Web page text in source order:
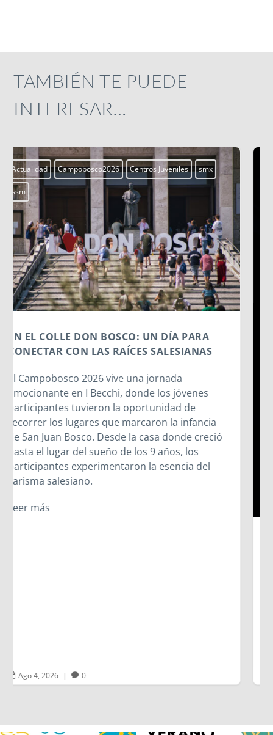
TAMBIÉN TE PUEDE
INTERESAR…
Actualidad Campobosco2026 Centros Juveniles smx
ssm
 Ago 2, 2026 |